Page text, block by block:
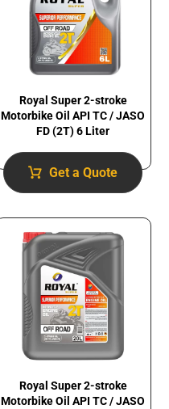
Royal Super 2-stroke
Motorbike Oil API TC / JASO
FD (2T) 6 Liter
Get a Quote
Royal Super 2-stroke
Motorbike Oil API TC / JASO